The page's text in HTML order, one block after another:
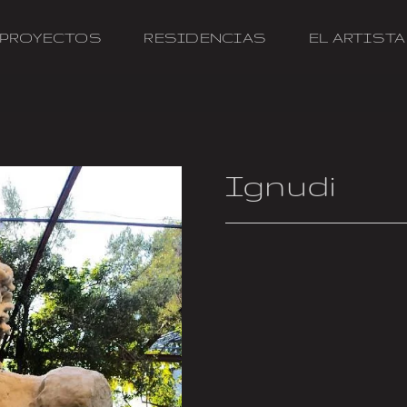
PROYECTOS RESIDENCIAS EL ARTISTA
Ignudi